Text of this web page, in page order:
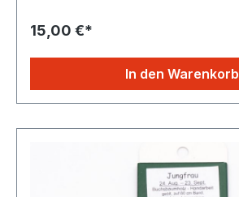
15,00 €*
In den Warenkorb